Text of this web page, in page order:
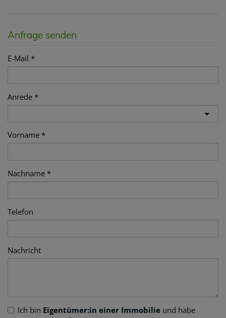
Anfrage senden
E-Mail
Anrede
Vorname
Nachname
Telefon
Nachricht
Ich bin Eigentümer:in einer Immobilie und habe